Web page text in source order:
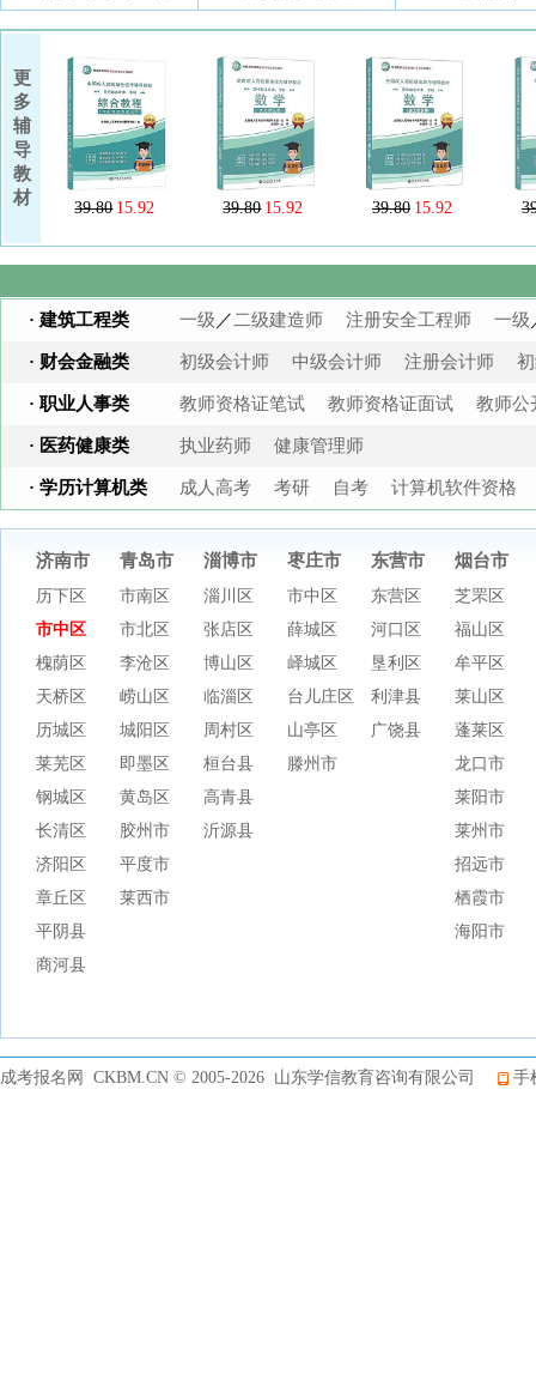
更
多
辅
导
教
材
39.80 15.92 39.80 15.92 39.80 15.92
· 建筑工程类 一级 ／ 二级建造师 注册安全工程师 一级
· 财会金融类 初级会计师 中级会计师 注册会计师
· 职业人事类 教师资格证笔试 教师资格证面试 教师公
· 医药健康类 执业药师 健康管理师
· 学历计算机类 成人高考 考研 自考 计算机软件资格
济南市
历下区
市中区
槐荫区
天桥区
历城区
莱芜区
钢城区
长清区
济阳区
章丘区
平阴县
商河县
青岛市
市南区
市北区
李沧区
崂山区
城阳区
即墨区
黄岛区
胶州市
平度市
莱西市
淄博市
淄川区
张店区
博山区
临淄区
周村区
桓台县
高青县
沂源县
枣庄市
市中区
薛城区
峄城区
台儿庄区
山亭区
滕州市
东营市
东营区
河口区
垦利区
利津县
广饶县
烟台市
芝罘区
福山区
牟平区
莱山区
蓬莱区
龙口市
莱阳市
莱州市
招远市
栖霞市
海阳市
成考报名网 CKBM.CN © 2005-2026 山东学信教育咨询有限公司 手